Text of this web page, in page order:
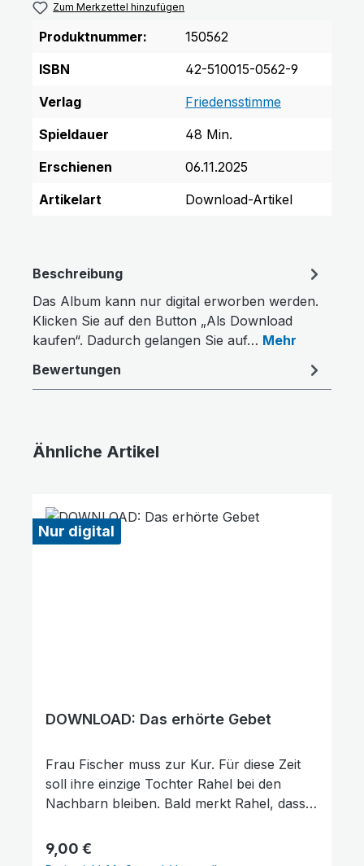
Zum Merkzettel hinzufügen
Produktnummer:
150562
ISBN
42-510015-0562-9
Verlag
Friedensstimme
Spieldauer
48 Min.
Erschienen
06.11.2025
Artikelart
Download-Artikel
Beschreibung
Das Album kann nur digital erworben werden.
Klicken Sie auf den Button „Als Download
kaufen“. Dadurch gelangen Sie auf… Mehr
Bewertungen
Ähnliche Artikel
Nur digital
DOWNLOAD: Das erhörte Gebet
Frau Fischer muss zur Kur. Für diese Zeit
soll ihre einzige Tochter Rahel bei den
Nachbarn bleiben. Bald merkt Rahel, dass
„Warum ist es bei mir daheim nicht so
friedlich?”, fragt sie sich. „Liegt es daran,
Regulärer Preis:
9,00 €
Text vergrößern
Niedrige Sättigung